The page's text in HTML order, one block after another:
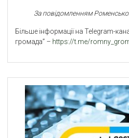
За повідомленням
Більше інформації на Telegram-
громада” – https://t.me/